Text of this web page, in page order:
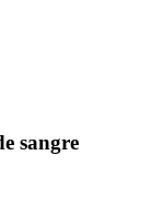
sangre